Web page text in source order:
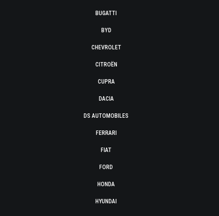
BUGATTI
BYD
CHEVROLET
CITROËN
CUPRA
DACIA
DS AUTOMOBILES
FERRARI
FIAT
FORD
HONDA
HYUNDAI